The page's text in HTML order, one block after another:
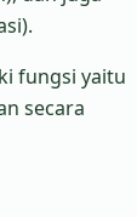
fungsi yaitu
secara